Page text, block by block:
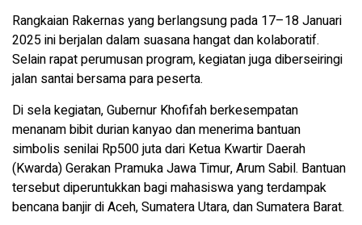
Rangkaian Rakernas yang berlangsung pada 17–18 Januari
2025 ini berjalan dalam suasana hangat dan kolaboratif.
Selain rapat perumusan program, kegiatan juga diberseiringi
jalan santai bersama para peserta.
Di sela kegiatan, Gubernur Khofifah berkesempatan
menanam bibit durian kanyao dan menerima bantuan
simbolis senilai Rp500 juta dari Ketua Kwartir Daerah
(Kwarda) Gerakan Pramuka Jawa Timur, Arum Sabil. Bantuan
tersebut diperuntukkan bagi mahasiswa yang terdampak
bencana banjir di Aceh, Sumatera Utara, dan Sumatera Barat.